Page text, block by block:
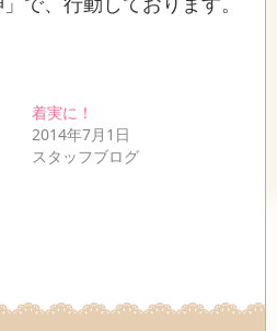
着実に！
2014年7月1日
スタッフブログ